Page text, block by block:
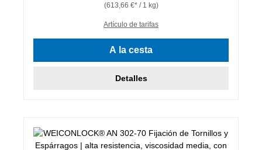
(613,66 €* / 1 kg)
Artículo de tarifas
A la cesta
Detalles